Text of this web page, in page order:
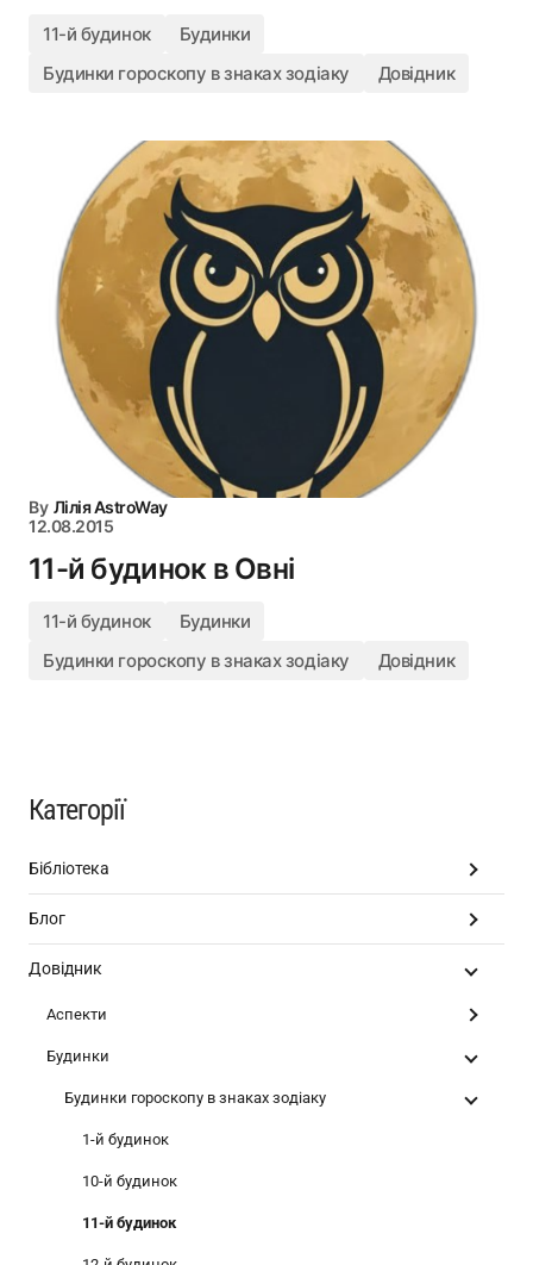
11-й будинок
Будинки
Будинки гороскопу в знаках зодіаку
Довідник
By Лілія AstroWay
12.08.2015
11-й будинок в Овні
11-й будинок
Будинки
Будинки гороскопу в знаках зодіаку
Довідник
Категорії
Бібліотека
Блог
Довідник
Аспекти
Будинки
Будинки гороскопу в знаках зодіаку
1-й будинок
10-й будинок
11-й будинок